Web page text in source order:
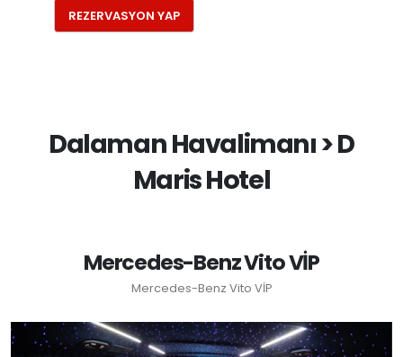
REZERVASYON YAP
Dalaman Havalimanı > D
Maris Hotel
Mercedes-Benz Vito VİP
Mercedes-Benz Vito VİP